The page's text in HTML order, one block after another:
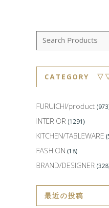
CATEGORY
FURUICHI/product
INTERIOR (1291)
KITCHEN/TABLEWARE
FASHION (18)
BRAND/DESIGNER
最近の投稿